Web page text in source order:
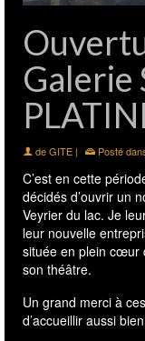
Galerie
deGITE | Posté
C’est en cette
décidés d’ouvrir un
Veyrier du lac. Je
leur nouvelle
située en plein cœur
son théâtre.
Un grand merci à
d’accueillir aussi